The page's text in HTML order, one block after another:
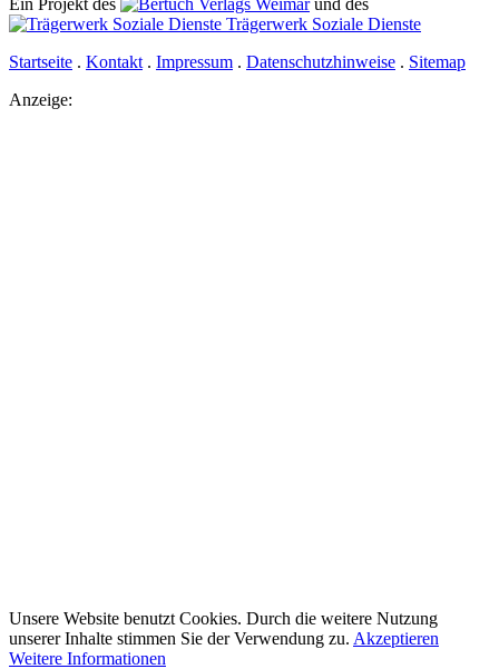
Ein Projekt des Verlags Weimarund des
Trägerwerk Soziale Dienste
Startseite . Kontakt . Impressum . Datenschutzhinweise . Sitemap
Anzeige:
Unsere Website benutzt Cookies. Durch die weitere Nutzung
unserer Inhalte stimmen Sie der Verwendung zu. Akzeptieren
Weitere Informationen